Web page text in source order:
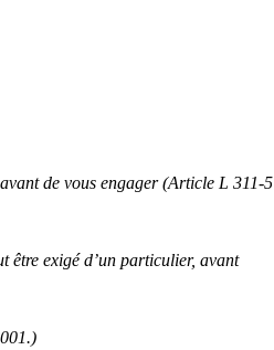
de vous engager (Article L 311-5
être exigé d’un particulier, avant